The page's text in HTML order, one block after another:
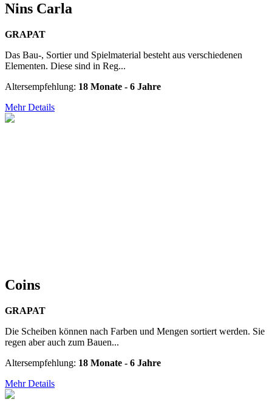
Nins Carla
GRAPAT
Das Bau-, Sortier und Spielmaterial besteht aus verschiedenen
Elementen. Diese sind in Reg...
Altersempfehlung: 18 Monate - 6 Jahre
Mehr Details
Coins
GRAPAT
Die Scheiben können nach Farben und Mengen sortiert werden. Sie
regen aber auch zum Bauen...
Altersempfehlung: 18 Monate - 6 Jahre
Mehr Details